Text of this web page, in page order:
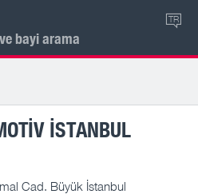
bayi arama
TR
İSTANBUL
Cad. Büyük İstanbul